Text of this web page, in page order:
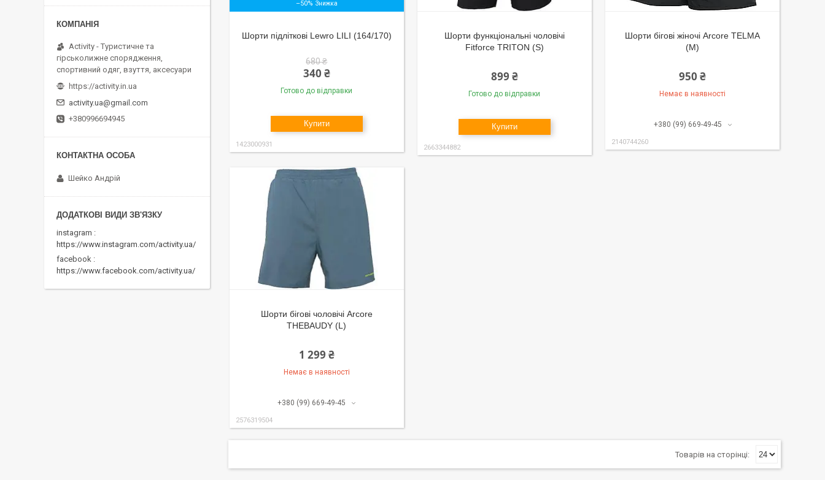
–50%
Шорти підліткові Lewro LILI (164/170)
680 ₴
340 ₴
Готово до відправки
Купити
1423000931
Шорти функціональні чоловічі
Fitforce TRITON (S)
899 ₴
Готово до відправки
Купити
2663344882
Шорти бігові жіночі Arcore TELMA
(M)
950 ₴
Немає в наявності
+380 (99) 669-49-45
2140744260
Шорти бігові чоловічі Arcore
THEBAUDY (L)
1 299 ₴
Немає в наявності
+380 (99) 669-49-45
2576319504
Activity - Туристичне та
гірськолижне спорядження,
спортивний одяг, взуття, аксесуари
https://activity.in.ua
activity.ua@gmail.com
+380996694945
Шейко Андрій
instagram
https://www.instagram.com/activity.ua/
facebook
https://www.facebook.com/activity.ua/